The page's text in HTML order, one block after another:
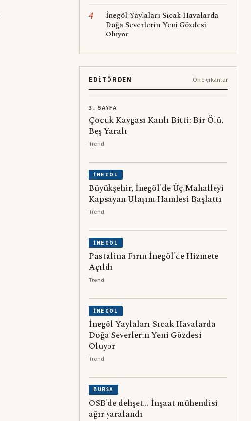
4
İnegöl Yaylaları Sıcak Havalarda
Doğa Severlerin Yeni Gözdesi
Oluyor
EDITÖRDEN Öne çıkanlar
3. SAYFA
Çocuk Kavgası Kanlı Bitti: Bir Ölü,
Beş Yaralı
Trend
İNEGÖL
Büyükşehir, İnegöl'de Üç Mahalleyi
Kapsayan Ulaşım Hamlesi Başlattı
Trend
İNEGÖL
Pastalina Fırın İnegöl'de Hizmete
Açıldı
Trend
İNEGÖL
İnegöl Yaylaları Sıcak Havalarda
Doğa Severlerin Yeni Gözdesi
Oluyor
Trend
BURSA
OSB'de dehşet... İnşaat mühendisi
ağır yaralandı